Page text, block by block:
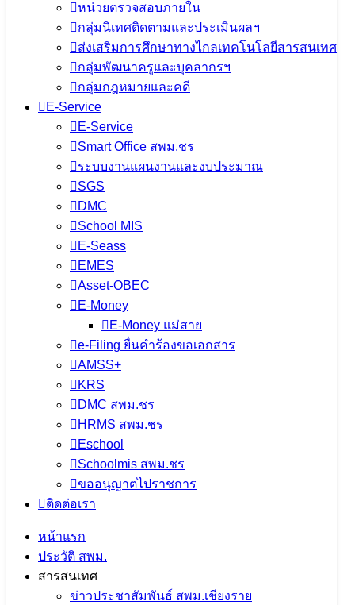
หน่วยตรวจสอบภายใน
กลุ่มนิเทศติดตามและประเมินผลฯ
ส่งเสริมการศึกษาทางไกลเทคโนโลยีสารสนเทศ
กลุ่มพัฒนาครูและบุคลากรฯ
กลุ่มกฎหมายและคดี
E-Service
E-Service
Smart Office สพม.ชร
ระบบงานแผนงานและงบประมาณ
SGS
DMC
School MIS
E-Seass
EMES
Asset-OBEC
E-Money
E-Money แม่สาย
e-Filing ยื่นคำร้องขอเอกสาร
AMSS+
KRS
DMC สพม.ชร
HRMS สพม.ชร
Eschool
Schoolmis สพม.ชร
ขออนุญาตไปราชการ
ติดต่อเรา
หน้าแรก
ประวัติ สพม.
สารสนเทศ
ข่าวประชาสัมพันธ์ สพม.เชียงราย
จำนวนผู้ชม: 1,264
เนื้อหาอื่นๆ
การประชุมคณะกรรมการขับเคลื่อน
การนำเข้าข้อมูล OIT+ ประจำ